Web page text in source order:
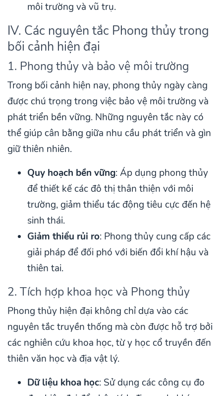
môi trường và vũ trụ.
IV. Các nguyên tắc Phong thủy trong
bối cảnh hiện đại
1. Phong thủy và bảo vệ môi trường
Trong bối cảnh hiện nay, phong thủy ngày càng
được chú trọng trong việc bảo vệ môi trường và
phát triển bền vững. Những nguyên tắc này có
thể giúp cân bằng giữa nhu cầu phát triển và gìn
giữ thiên nhiên.
Quy hoạch bền vững: Áp dụng phong thủy
để thiết kế các đô thị thân thiện với môi
trường, giảm thiểu tác động tiêu cực đến hệ
sinh thái.
Giảm thiểu rủi ro: Phong thủy cung cấp các
giải pháp để đối phó với biến đổi khí hậu và
thiên tai.
2. Tích hợp khoa học và Phong thủy
Phong thủy hiện đại không chỉ dựa vào các
nguyên tắc truyền thống mà còn được hỗ trợ bởi
các nghiên cứu khoa học, từ y học cổ truyền đến
thiên văn học và địa vật lý.
Dữ liệu khoa học: Sử dụng các công cụ đo